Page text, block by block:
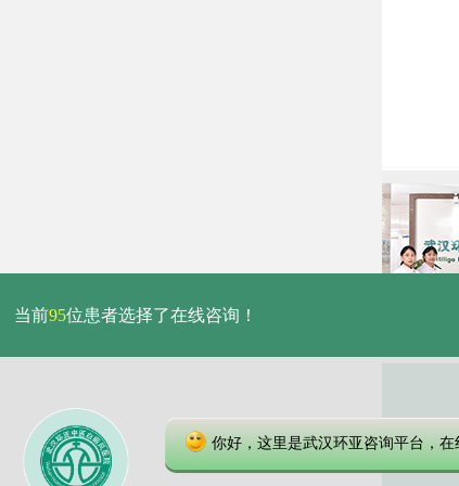
当前95位患者选择了在线咨询！
你好，这里是武汉环亚咨询平台，在